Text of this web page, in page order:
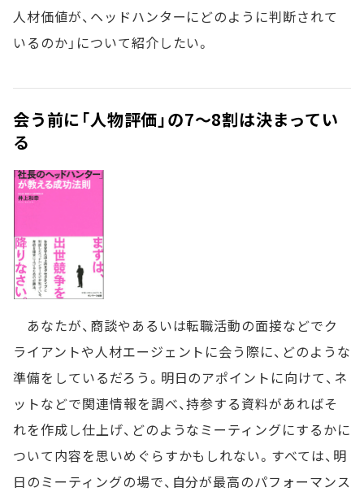
人材価値が、ヘッドハンターにどのように判断されて
いるのか」について紹介したい。
会う前に「人物評価」の7～8割は決まってい
る
あなたが、商談やあるいは転職活動の面接などでク
ライアントや人材エージェントに会う際に、どのような
準備をしているだろう。明日のアポイントに向けて、ネ
ットなどで関連情報を調べ、持参する資料があればそ
れを作成し仕上げ、どのようなミーティングにするかに
ついて内容を思いめぐらすかもしれない。すべては、明
日のミーティングの場で、自分が最高のパフォーマンス